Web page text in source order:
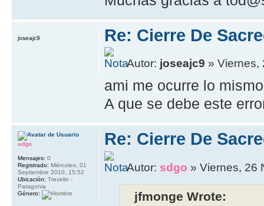
Re: Cierre De
Autor: joseajc9 » Viernes,
ami me ocurre lo
A que se debe este
joseajc9
Re: Cierre De
Autor: sdgo » Viernes, 26
jfmonge Wrote:
sdgo
Mensajes: 0
Registrado: Miércoles, 01
Septiembre 2010, 15:52
Ubicación: Trevelin -
Patagonia
Género: